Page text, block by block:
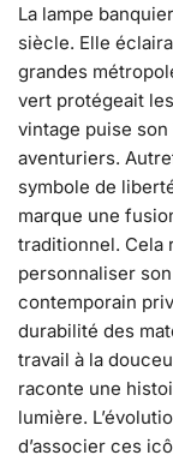
La lampe
siècle. Elle
grandes
vert protégeait
vintage puise
aventuriers.
symbole de
marque une
traditionnel. Cela
personnaliser
contemporain
durabilité des
travail à la
raconte une
lumière.
d’associer ces